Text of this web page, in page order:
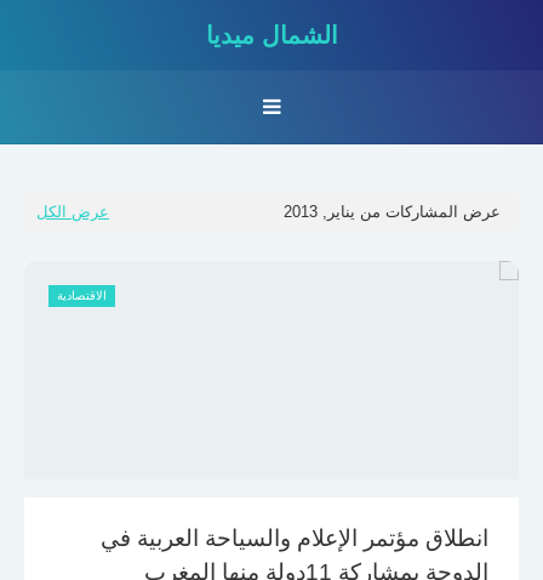
الشمال ميديا
عرض المشاركات من يناير, 2013 عرض الكل
الاقتصادية
انطلاق مؤتمر الإعلام والسياحة العربية في
الدوحة بمشاركة 11دولة منها المغرب